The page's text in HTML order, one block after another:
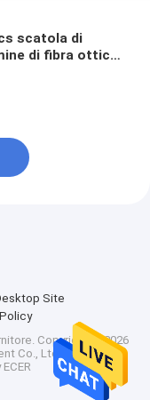
scatola di
di fibra ottica
Site
Copyright © 2026
Co., Ltd.. All Rights
ECER